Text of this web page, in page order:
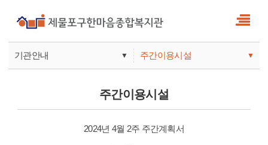
기관안내 ▼
기관안내
주간이용시설 ▼
주간보호
주간이용시설
2024년 4월 2주 주간계획서